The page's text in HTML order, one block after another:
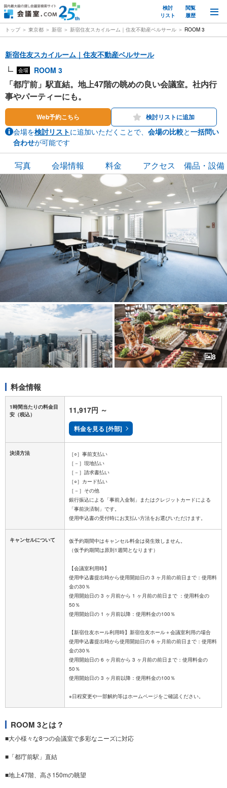
検討
リスト
閲覧
履歴
トップ 東京都 新宿 新宿住友スカイルーム｜住友不動産ベルサール ROOM 3
新宿住友スカイルーム｜住友不動産ベルサール
会場 ROOM 3
「都庁前」駅直結。地上47階の眺めの良い会議室。社内行
事やパーティーにも。
Web予約こちら 検討リストに追加
会場を検討リストに追加いただくことで、 会場の比較と一括問い
合わせが可能です
写真 会場情報 料金 アクセス 備品・設備
8
料金情報
1時間当たりの料金目
安 （税込） 11,917円 ～
料金を見る [外部]
決済方法
［○］事前支払い
［－］現地払い
［－］請求書払い
［○］カード払い
［－］その他
銀行振込による「事前入金制」またはクレジットカードによる
「事前決済制」です。
キャンセルについて
仮予約期間中はキャンセル料金は発生致しません。
（仮予約期間は原則1週間となります）
【会議室利用時】
使用申込書提出時から使用開始日の 3 ヶ月前の前日まで：使用料
金の30％
使用開始日の 3 ヶ月前から 1 ヶ月前の前日まで ：使用料金の
50％
使用開始日の 1 ヶ月前以降：使用料金の100％
【新宿住友ホール利用時】新宿住友ホール＋会議室利用の場合
使用申込書提出時から使用開始日の 6 ヶ月前の前日まで：使用料
金の30％
使用開始日の 6 ヶ月前から 3 ヶ月前の前日まで：使用料金の
50％
使用開始日の 3 ヶ月前以降：使用料金の100％
ROOM 3とは？
■大小様々な8つの会議室で多彩なニーズに対応
■「都庁前駅」直結
■地上47階、高さ150mの眺望